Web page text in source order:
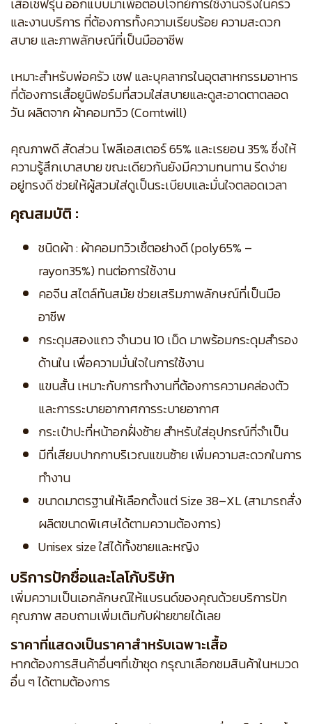
เสื้อเชฟรุ่น ออกแบบมาเพื่อตอบโจทย์การใช้งานจริงในครัว
และงานบริการ ที่ต้องการทั้งความเรียบร้อย ความสะดวก
สบาย และภาพลักษณ์ที่เป็นมืออาชีพ
เหมาะสำหรับพ่อครัว เชฟ และบุคลากรในอุตสาหกรรมอาหาร
ที่ต้องการเสื้อยูนิฟอร์มที่สวมใส่สบายและดูสะอาดตาตลอด
วัน ผลิตจาก ผ้าคอมทวิว (Comtwill)
คุณภาพดี สัดส่วน โพลีเอสเตอร์ 65% และเรยอน 35% ซึ่งให้
ความรู้สึกเบาสบาย ขณะเดียวกันยังมีความทนทาน รีดง่าย
อยู่ทรงดี ช่วยให้ผู้สวมใส่ดูเป็นระเบียบและมั่นใจตลอดเวลา
คุณสมบัติ :
ชนิดผ้า : ผ้าคอมทวิวเชิ้ตอย่างดี (poly65% –
rayon35%) ทนต่อการใช้งาน
คอจีน สไตล์ทันสมัย ช่วยเสริมภาพลักษณ์ที่เป็นมือ
อาชีพ
กระดุมสองแถว จำนวน 10 เม็ด มาพร้อมกระดุมสำรอง
ด้านใน เพื่อความมั่นใจในการใช้งาน
แขนสั้น เหมาะกับการทำงานที่ต้องการความคล่องตัว
และการระบายอากาศการระบายอากาศ
กระเป๋าปะที่หน้าอกฝั่งซ้าย สำหรับใส่อุปกรณ์ที่จำเป็น
มีที่เสียบปากกาบริเวณแขนซ้าย เพิ่มความสะดวกในการ
ทำงาน
ขนาดมาตรฐานให้เลือกตั้งแต่ Size 38–XL (สามารถสั่ง
ผลิตขนาดพิเศษได้ตามความต้องการ)
Unisex size ใส่ได้ทั้งชายและหญิง
บริการปักชื่อและโลโก้บริษัท
เพิ่มความเป็นเอกลักษณ์ให้แบรนด์ของคุณด้วยบริการปัก
คุณภาพ สอบถามเพิ่มเติมกับฝ่ายขายได้เลย
ราคาที่แสดงเป็นราคาสำหรับเฉพาะเสื้อ
หากต้องการสินค้าอื่นๆที่เข้าชุด กรุณาเลือกชมสินค้าในหมวด
อื่น ๆ ได้ตามต้องการ